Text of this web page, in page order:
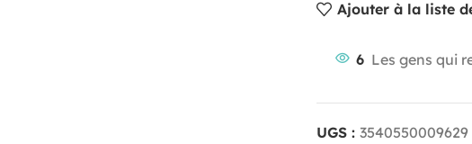
Ajouter à la liste
6 Les gens qui
UGS : 3540550009629